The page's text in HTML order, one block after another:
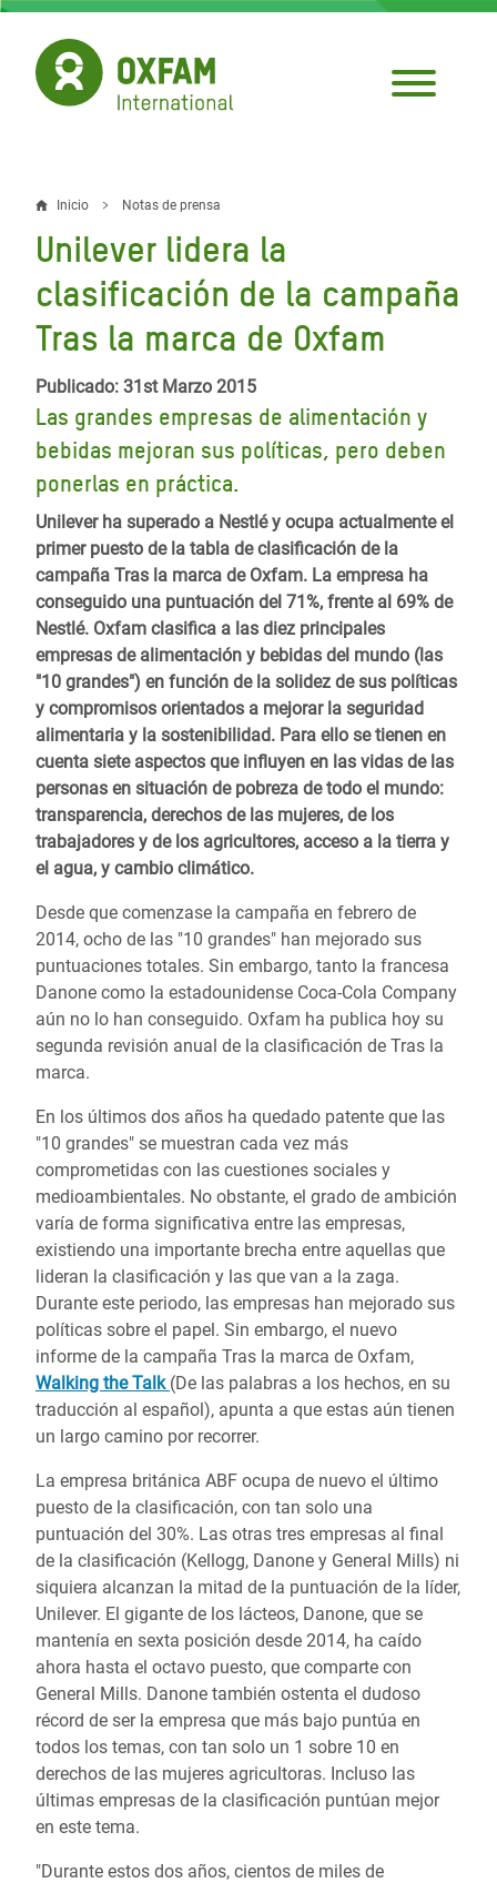
Pasar
contenido
principal
Sobrescribir
enlaces
de
ayuda
a
la
navegación
Inicio Notas de prensa
Unilever lidera la
clasificación de la campaña
Tras la marca de Oxfam
Publicado: 31st Marzo 2015
Las grandes empresas de alimentación y
bebidas mejoran sus políticas, pero deben
ponerlas en práctica.
Unilever ha superado a Nestlé y ocupa actualmente el
primer puesto de la tabla de clasificación de la
campaña Tras la marca de Oxfam. La empresa ha
conseguido una puntuación del 71%, frente al 69% de
Nestlé. Oxfam clasifica a las diez principales
empresas de alimentación y bebidas del mundo (las
"10 grandes") en función de la solidez de sus políticas
y compromisos orientados a mejorar la seguridad
alimentaria y la sostenibilidad. Para ello se tienen en
cuenta siete aspectos que influyen en las vidas de las
personas en situación de pobreza de todo el mundo:
transparencia, derechos de las mujeres, de los
trabajadores y de los agricultores, acceso a la tierra y
el agua, y cambio climático.
Desde que comenzase la campaña en febrero de
2014, ocho de las "10 grandes" han mejorado sus
puntuaciones totales. Sin embargo, tanto la francesa
Danone como la estadounidense Coca-Cola Company
aún no lo han conseguido. Oxfam ha publica hoy su
segunda revisión anual de la clasificación de Tras la
marca.
En los últimos dos años ha quedado patente que las
"10 grandes" se muestran cada vez más
comprometidas con las cuestiones sociales y
medioambientales. No obstante, el grado de ambición
varía de forma significativa entre las empresas,
existiendo una importante brecha entre aquellas que
lideran la clasificación y las que van a la zaga.
Durante este periodo, las empresas han mejorado sus
políticas sobre el papel. Sin embargo, el nuevo
informe de la campaña Tras la marca de Oxfam,
Walking the Talk (De las palabras a los hechos, en su
traducción al español), apunta a que estas aún tienen
un largo camino por recorrer.
La empresa británica ABF ocupa de nuevo el último
puesto de la clasificación, con tan solo una
puntuación del 30%. Las otras tres empresas al final
de la clasificación (Kellogg, Danone y General Mills) ni
siquiera alcanzan la mitad de la puntuación de la líder,
Unilever. El gigante de los lácteos, Danone, que se
mantenía en sexta posición desde 2014, ha caído
ahora hasta el octavo puesto, que comparte con
General Mills. Danone también ostenta el dudoso
récord de ser la empresa que más bajo puntúa en
todos los temas, con tan solo un 1 sobre 10 en
derechos de las mujeres agricultoras. Incluso las
últimas empresas de la clasificación puntúan mejor
en este tema.
"Durante estos dos años, cientos de miles de